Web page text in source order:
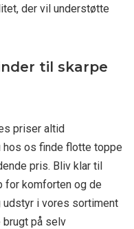
der vil understøtte
til skarpe
priser altid
hos os finde flotte toppe
pris. Bliv klar til
for komforten og de
udstyr i vores sortiment
brugt på selv